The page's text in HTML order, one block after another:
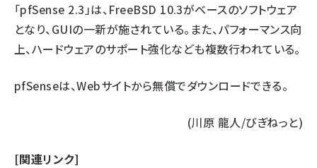
「pfSense 2.3」は、FreeBSD 10.3がベースのソフトウェア
となり、GUIの一新が施されている。また、パフォーマンス向
上、ハードウェアのサポート強化なども複数行われている。
pfSenseは、Webサイトから無償でダウンロードできる。
(川原 龍人/びぎねっと)
[関連リンク]